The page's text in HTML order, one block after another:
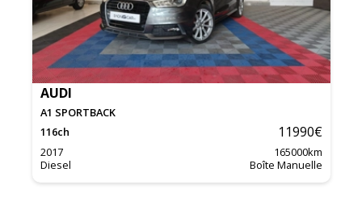
AUDI
A1 SPORTBACK
116ch 11990€
2017 165000km
Diesel
Boîte Manuelle